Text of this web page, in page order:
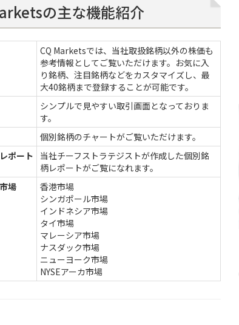
の主な機能紹介
CQ Marketsでは、当社取扱銘柄以外の株価も
参考情報としてご覧いただけます。お気に入
り銘柄、注目銘柄などをカスタマイズし、最
大40銘柄まで登録することが可能です。
シンプルで見やすい取引画面となっておりま
す。
個別銘柄のチャートがご覧いただけます。
ポート
当社チーフストラテジストが作成した個別銘
柄レポートがご覧になれます。
場
香港市場
シンガポール市場
インドネシア市場
タイ市場
マレーシア市場
ナスダック市場
ニューヨーク市場
NYSEアーカ市場